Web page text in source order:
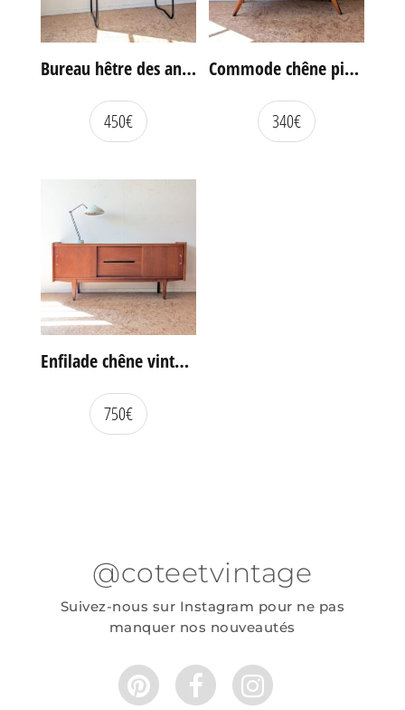
Bureau hêtre des années 60
450€
Commode chêne pieds compas vintage
340€
Enfilade chêne vintage portes coulissantes
750€
@coteetvintage
Suivez-nous sur Instagram pour ne pas
manquer nos nouveautés